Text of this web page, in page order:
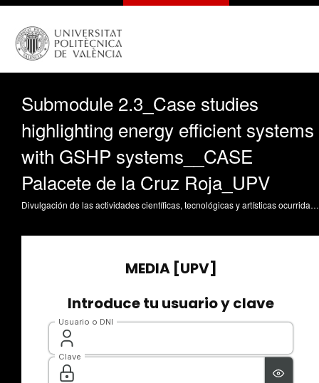
Submodule 2.3_Case studies
highlighting energy efficient systems
with GSHP systems__CASE
Palacete de la Cruz Roja_UPV
Divulgación de las actividades científicas, tecnológicas y artísticas ocurridas en los tres campus de la UPV